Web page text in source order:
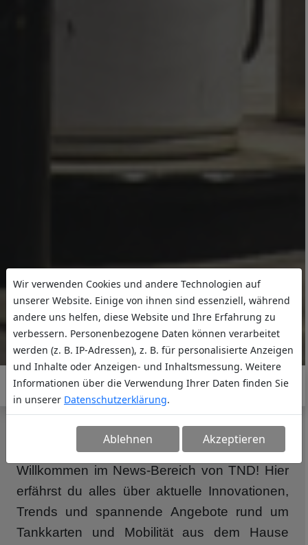
Willkommen im News-Bereich von TND! Hier
erfährst du alles über aktuelle Innovationen,
Trends und spannende Angebote rund um
Tankkarten und Mobilität aus dem Hause
Wir verwenden Cookies und andere Technologien auf
unserer Website. Einige von ihnen sind essenziell, während
andere uns helfen, diese Website und Ihre Erfahrung zu
verbessern. Personenbezogene Daten können verarbeitet
werden (z. B. IP-Adressen), z. B. für personalisierte Anzeigen
und Inhalte oder Anzeigen- und Inhaltsmessung. Weitere
Informationen über die Verwendung Ihrer Daten finden Sie
in unserer Datenschutzerklärung.
Ablehnen Akzeptieren